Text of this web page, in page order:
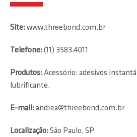
Site:www.threebond.com.br
Telefone:(11) 3583.4011
Produtos:Acessório: adesivos
lubrificante.
E-mail:andrea@threebond.com.br
Localização:São Paulo, SP